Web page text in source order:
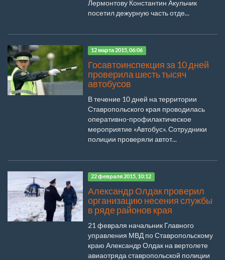
Лермонтову Константин Акульчик
посетил дежурную часть отде...
12 марта 2015, 06:06
Госавтоинспекция за 10 дней
проверила шесть тысяч
автобусов
В течение 10 дней на территории
Ставропольского края проводилась
оперативно-профилактическое
мероприятие «Автобус». Сотрудники
полиции проверяли автот...
22 февраля 2015, 10:12
Александр Олдак проверил
организацию несения службы
в ряде районов края
21 февраля начальник Главного
управления МВД по Ставропольскому
краю Александр Олдак на вертолете
авиаотряда ставропольской полиции